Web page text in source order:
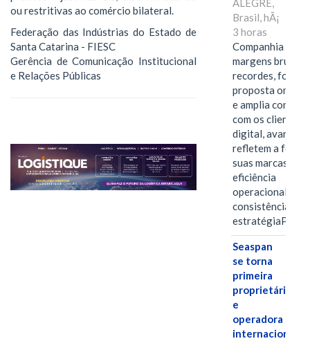
ou restritivas ao comércio bilateral.
Federação das Indústrias do Estado de
Santa Catarina - FIESC
Gerência de Comunicação Institucional
e Relações Públicas
ALEGRE,
Brasil, hÃ¡
3 horas
Companhia
margens brutas
recordes,
proposta
e amplia
com os clientes
digital, avanços
refletem a força
suas marcas, a
eficiência
operacional e a
consistência de
Seaspan
se torna
primeira
proprietária
e
operadora
internacional